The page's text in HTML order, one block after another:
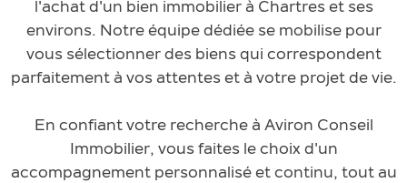
l'achat d'un bien immobilier à Chartres et ses
environs. Notre équipe dédiée se mobilise pour
vous sélectionner des biens qui correspondent
parfaitement à vos attentes et à votre projet de vie.
En confiant votre recherche à Aviron Conseil
Immobilier, vous faites le choix d'un
accompagnement personnalisé et continu, tout au